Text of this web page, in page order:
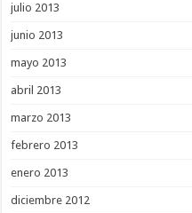
julio 2013
junio 2013
mayo 2013
abril 2013
marzo 2013
febrero 2013
enero 2013
diciembre 2012